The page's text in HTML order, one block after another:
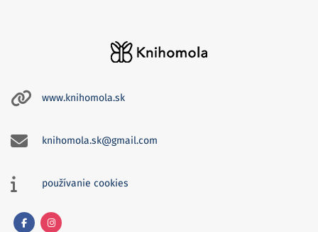
www.knihomola.sk
knihomola.sk@gmail.com
používanie cookies